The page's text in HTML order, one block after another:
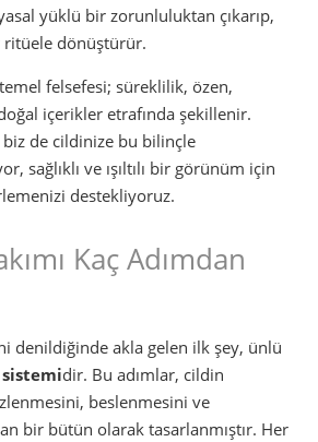
yüklü bir zorunluluktan çıkarıp,
dönüştürür.
temel felsefesi; süreklilik, özen,
içerikler etrafında şekillenir.
de cildinize bu bilinçle
sağlıklı ve ışıltılı bir görünüm için
destekliyoruz.
Kaç Adımdan
denildiğinde akla gelen ilk şey, ünlü
sistemidir. Bu adımlar, cildin
beslenmesini ve
bir bütün olarak tasarlanmıştır. Her